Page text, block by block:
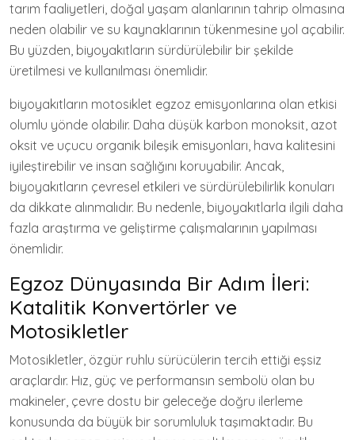
tarım faaliyetleri, doğal yaşam alanlarının tahrip olmasına
neden olabilir ve su kaynaklarının tükenmesine yol açabilir.
Bu yüzden, biyoyakıtların sürdürülebilir bir şekilde
üretilmesi ve kullanılması önemlidir.
biyoyakıtların motosiklet egzoz emisyonlarına olan etkisi
olumlu yönde olabilir. Daha düşük karbon monoksit, azot
oksit ve uçucu organik bileşik emisyonları, hava kalitesini
iyileştirebilir ve insan sağlığını koruyabilir. Ancak,
biyoyakıtların çevresel etkileri ve sürdürülebilirlik konuları
da dikkate alınmalıdır. Bu nedenle, biyoyakıtlarla ilgili daha
fazla araştırma ve geliştirme çalışmalarının yapılması
önemlidir.
Egzoz Dünyasında Bir Adım İleri:
Katalitik Konvertörler ve
Motosikletler
Motosikletler, özgür ruhlu sürücülerin tercih ettiği eşsiz
araçlardır. Hız, güç ve performansın sembolü olan bu
makineler, çevre dostu bir geleceğe doğru ilerleme
konusunda da büyük bir sorumluluk taşımaktadır. Bu